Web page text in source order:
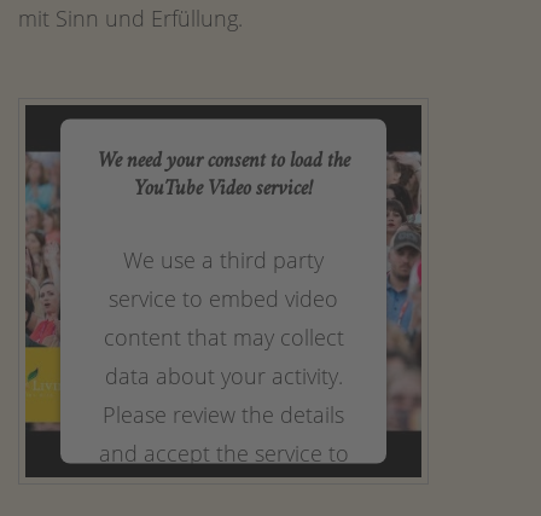
mit Sinn und Erfüllung.
We need your consent to load the
YouTube Video service!
We use a third party
service to embed video
content that may collect
data about your activity.
Please review the details
and accept the service to